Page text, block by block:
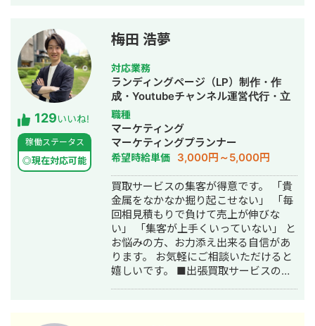
ロジェクトに全力で取り組みます。
また、常にレスを早めに対応を心がけ
ておりまして24時間365日対応が可能
です。 実際、弊社は地域名＋施術で上
位表示が得意得意で、かなりの施術名
をハックしています。 また、医療広告
ガイドライン、薬機法にも対応した知
見もあり安全性にも対応しておりま
す。 ■実績■ ・某美容系ビックワード
で圏外→10位以内（半年） ・美容施術
系ビッグワード 2位 ・新規患者数PV
が3ヶ月で２倍 ・半年で新規患者数が
1.5倍！
129いいね!
稼働ステータス
◎現在対応可能
梅田 浩夢
対応業務
ランディングページ（LP）制作・作
成・Youtubeチャンネル運営代行・立
ち上げ・SEO対策・SNS運用代行・記
事作成代行・ライティング・ホームペ
ージ制作・作成・リスティング広告運
用代行・オウンドメディア制作・構
築・運用代行
職種
マーケティング
マーケティングプランナー
希望時給単価 3,000円～5,000円
買取サービスの集客が得意です。 「貴
金属をなかなか掘り起こせない」 「毎
回相見積もりで負けて売上が伸びな
い」 「集客が上手くいっていない」 と
お悩みの方、お力添え出来る自信があ
ります。 お気軽にご相談いただけると
嬉しいです。 ■出張買取サービスの集